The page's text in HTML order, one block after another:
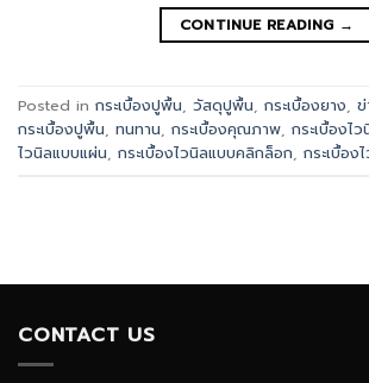
CONTINUE READING →
Posted in กระเบื้องปูพื้น, วัสดุปูพื้น, กระเบื้องยาง, ข่
กระเบื้องปูพื้น, ทนทาน, กระเบื้องคุณภาพ, กระเบื้องไ
ไวนิลแบบแผ่น, กระเบื้องไวนิลแบบคลิกล็อก, กระเบื้อง
CONTACT US